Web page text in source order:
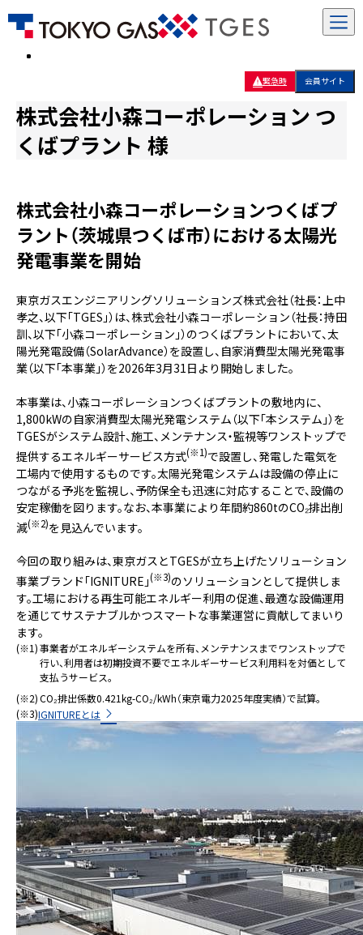
緊急時 会員サイト
株式会社小森コーポレーション つ
くばプラント 様
株式会社小森コーポレーションつくばプ
ラント（茨城県つくば市）における太陽光
発電事業を開始
東京ガスエンジニアリングソリューションズ株式会社（社長：上中
孝之、以下「TGES」）は、株式会社小森コーポレーション（社長：持田
訓、以下「小森コーポレーション」）のつくばプラントにおいて、太
陽光発電設備（SolarAdvance）を設置し、自家消費型太陽光発電事
業（以下「本事業」）を2026年3月31日より開始しました。
本事業は、小森コーポレーションつくばプラントの敷地内に、
1,800kWの自家消費型太陽光発電システム（以下「本システム」）を
TGESがシステム設計、施工、メンテナンス・監視等ワンストップで
提供するエネルギーサービス方式(※1)で設置し、発電した電気を
工場内で使用するものです。太陽光発電システムは設備の停止に
つながる予兆を監視し、予防保全も迅速に対応することで、設備の
安定稼働を図ります。なお、本事業により年間約860tのCO₂排出削
減(※2)を見込んでいます。
今回の取り組みは、東京ガスとTGESが立ち上げたソリューション
事業ブランド「IGNITURE」(※3)のソリューションとして提供しま
す。工場における再生可能エネルギー利用の促進、最適な設備運用
を通じてサステナブルかつスマートな事業運営に貢献してまいり
ます。
(※1)事業者がエネルギーシステムを所有、メンテナンスまでワンストップで
行い、利用者は初期投資不要でエネルギーサービス利用料を対価として
支払うサービス。
(※2)CO₂排出係数0.421kg-CO₂/kWh（東京電力2025年度実績）で試算。
(※3)IGNITUREとは